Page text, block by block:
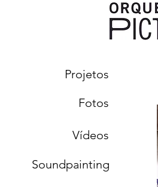
Projetos
Fotos
Vídeos
Soundpainting